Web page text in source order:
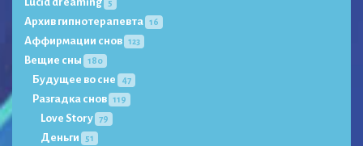
5
Архив гипнотерапевта 16
Аффирмации снов 123
Вещие сны 180
Будущее во сне 47
Разгадка снов 119
Love Story 79
Деньги 51